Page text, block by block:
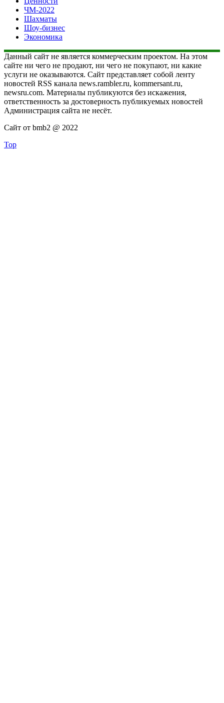
ЧМ-2022
Шахматы
Шоу-бизнес
Экономика
Данный сайт не является коммерческим проектом. На этом
сайте ни чего не продают, ни чего не покупают, ни какие
услуги не оказываются. Сайт представляет собой ленту
новостей RSS канала news.rambler.ru, kommersant.ru,
newsru.com. Материалы публикуются без искажения,
ответственность за достоверность публикуемых новостей
Администрация сайта не несёт.
Сайт от bmb2 @ 2022
Top